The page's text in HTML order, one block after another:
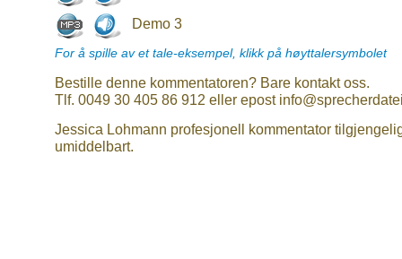
Demo 3
For å spille av et tale-eksempel, klikk på høyttalersymbolet
Bestille denne kommentatoren? Bare kontakt oss.
Tlf. 0049 30 405 86 912 eller epost
Jessica Lohmann profesjonell kommentator
umiddelbart.